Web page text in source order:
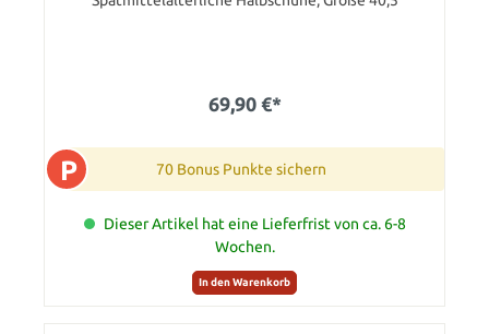
69,90 €*
P 70 Bonus Punkte sichern
Dieser Artikel hat eine Lieferfrist von ca. 6-8
Wochen.
In den Warenkorb